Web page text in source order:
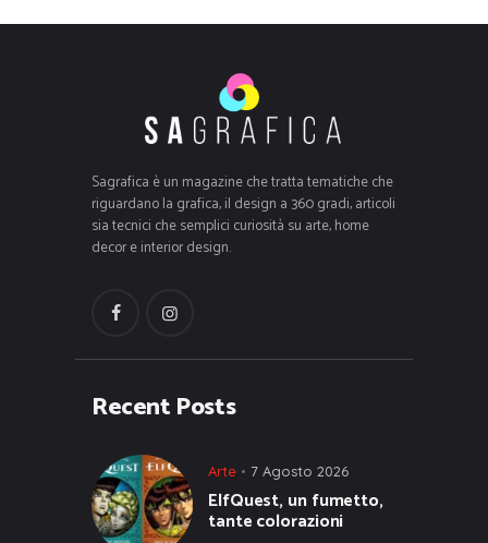
Sagrafica è un magazine che tratta tematiche che
riguardano la grafica, il design a 360 gradi, articoli
sia tecnici che semplici curiosità su arte, home
decor e interior design.
Recent Posts
Arte 7 Agosto 2026
ElfQuest, un fumetto,
tante colorazioni